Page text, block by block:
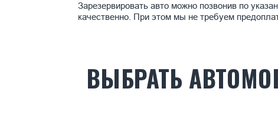
Зарезервировать авто можно позвонив по
качественно. При этом мы не требуем
ВЫБРАТЬ